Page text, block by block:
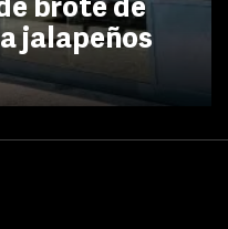
brote de
jalapeños